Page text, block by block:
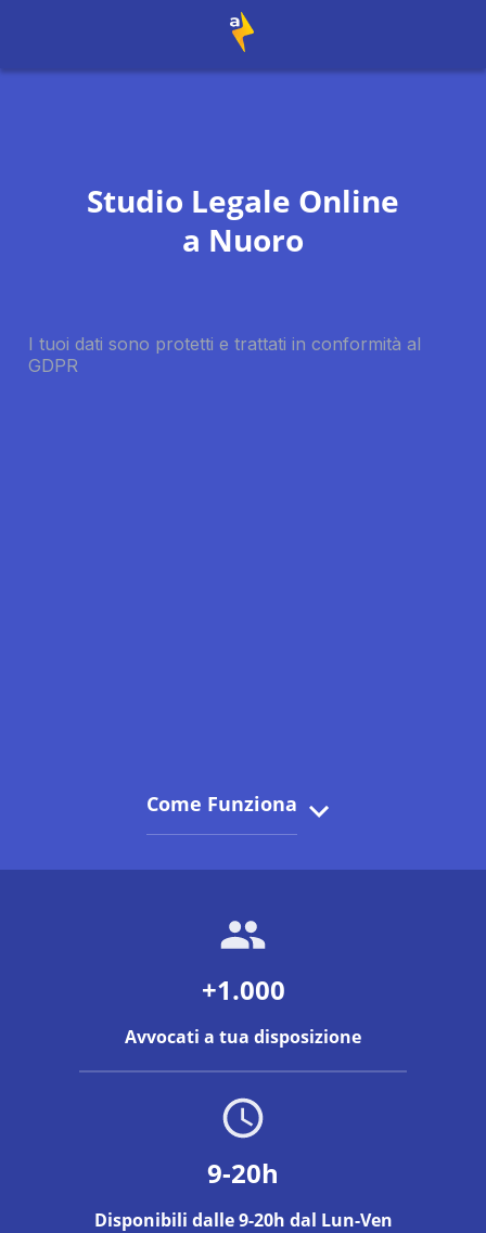
Studio Legale Online
a Nuoro
Come Funziona
+1.000
Avvocati a tua disposizione
9-20h
Disponibili dalle 9-20h dal Lun-Ven